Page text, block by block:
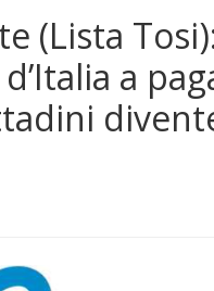
(Lista
a